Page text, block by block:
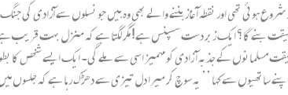
ہوئی تھی اور نقطہ آ غازبننے والے بھی وہ ہیں جو نسلوں سے آزادی
بنے گا؟ ایک زبر دست سسپنس ہے! مگر لگتا ہے کہ منزل بہت قریب
مسلمانوں کے جذبہ آ زادی کو مہمیز اسی سے ملے گی۔ ایک ایسے شخص